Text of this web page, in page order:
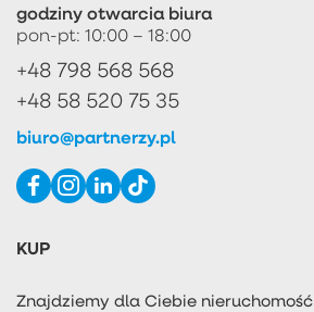
godziny otwarcia biura
pon-pt: 10:00 – 18:00
+48 798 568 568
+48 58 520 75 35
biuro@partnerzy.pl
KUP
Znajdziemy dla Ciebie nieruchomość